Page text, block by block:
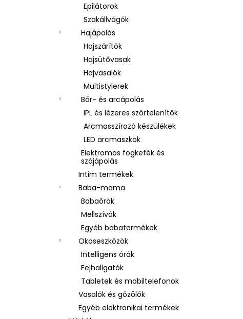
Epilátorok
Szakállvágók
Hajápolás
Hajszárítók
Hajsütővasak
Hajvasalók
Multistylerek
Bőr- és arcápolás
IPL és lézeres szőrtelenítők
Arcmasszírozó készülékek
LED arcmaszkok
Elektromos fogkefék és
szájápolás
Intim termékek
Baba-mama
Babaőrök
Mellszívók
Egyéb babatermékek
Okoseszközök
Intelligens órák
Fejhallgatók
Tabletek és mobiltelefonok
Vasalók és gőzölők
Egyéb elektronikai termékek